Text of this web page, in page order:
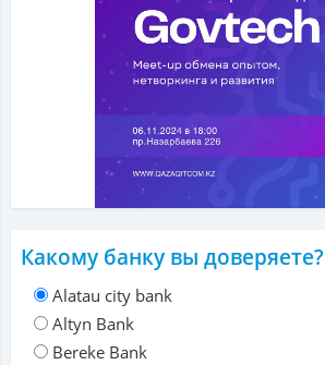
Какому банку вы доверяете?
Alatau city bank
Altyn Bank
Bereke Bank